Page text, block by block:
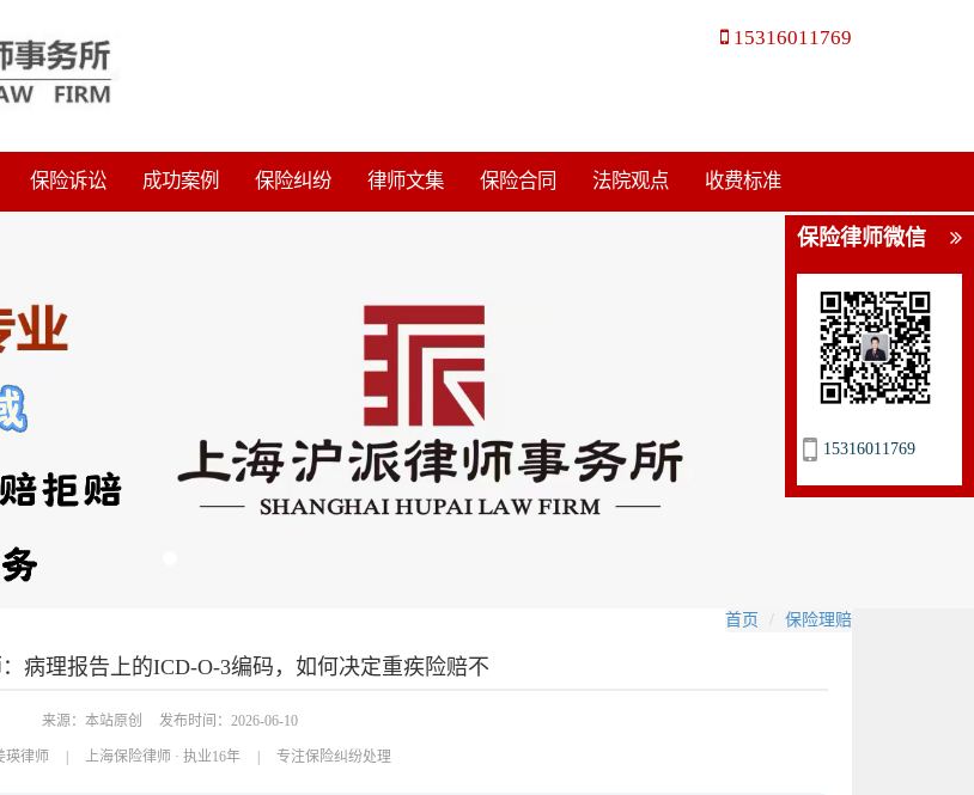
15316011769
保险诉讼 成功案例 保险纠纷 律师文集 保险合同 法院观点 收费标准
首页 保险理赔
病理报告上的ICD-O-3编码，如何决定重疾险赔不
来源：本站原创 发布时间：2026-06-10
瑛律师 上海保险律师 · 执业16年 专注保险纠纷处理
保险律师微信
15316011769